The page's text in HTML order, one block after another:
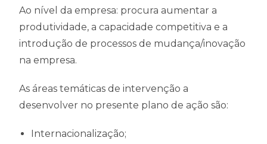
Ao nível da empresa: procura aumentar a
produtividade, a capacidade competitiva e a
introdução de processos de mudança/inovação
na empresa.
As áreas temáticas de intervenção a
desenvolver no presente plano de ação são:
Internacionalização;